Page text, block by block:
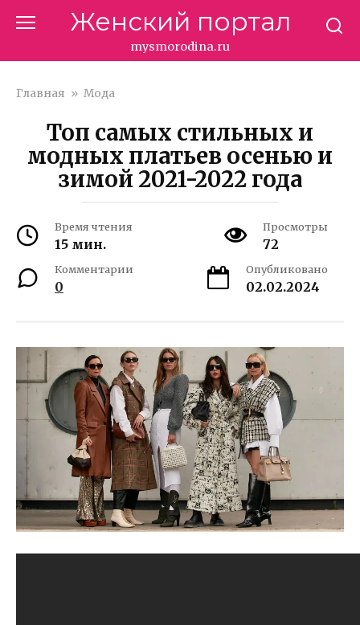
Женский портал
mysmorodina.ru
Главная » Мода
Топ самых стильных и
модных платьев осенью и
зимой 2021-2022 года
Время чтения
15 мин.
Просмотры
72
Комментарии
0
Опубликовано
02.02.2024